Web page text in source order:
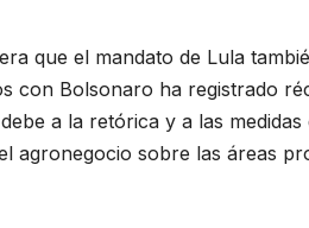
que el mandato de Lula
con Bolsonaro ha registrado
a la retórica y a las
agronegocio sobre las áreas